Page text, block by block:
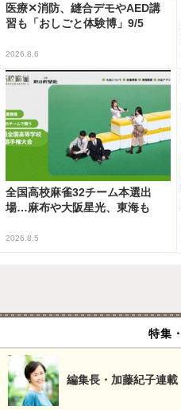
医療✕消防、縫合デモやAED講
習も「おしごと体験博」9/5
2026.8.6
全国高校麻雀32チーム本選出
場…麻布や大阪星光、東海も
2026.8.5
特集
編集長・加藤紀子連載